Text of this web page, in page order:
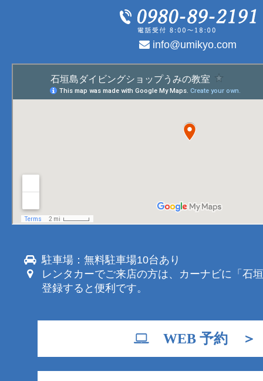
info@umikyo.com
駐車場：無料駐車場10台あり
レンタカーでご来店の方は、カーナビに「石
登録すると便利です。
WEB 予約 ＞